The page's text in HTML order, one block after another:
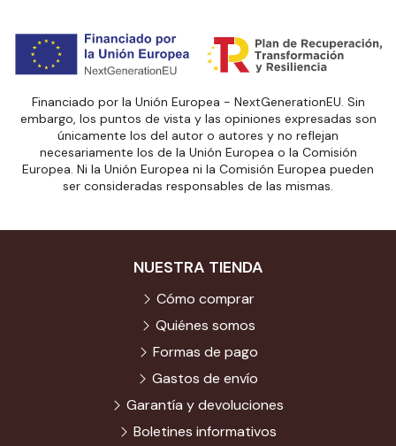
Financiado por la Unión Europea - NextGenerationEU. Sin
embargo, los puntos de vista y las opiniones expresadas son
únicamente los del autor o autores y no reflejan
necesariamente los de la Unión Europea o la Comisión
Europea. Ni la Unión Europea ni la Comisión Europea pueden
ser consideradas responsables de las mismas.
NUESTRA TIENDA
Cómo comprar
Quiénes somos
Formas de pago
Gastos de envío
Garantía y devoluciones
Boletines informativos